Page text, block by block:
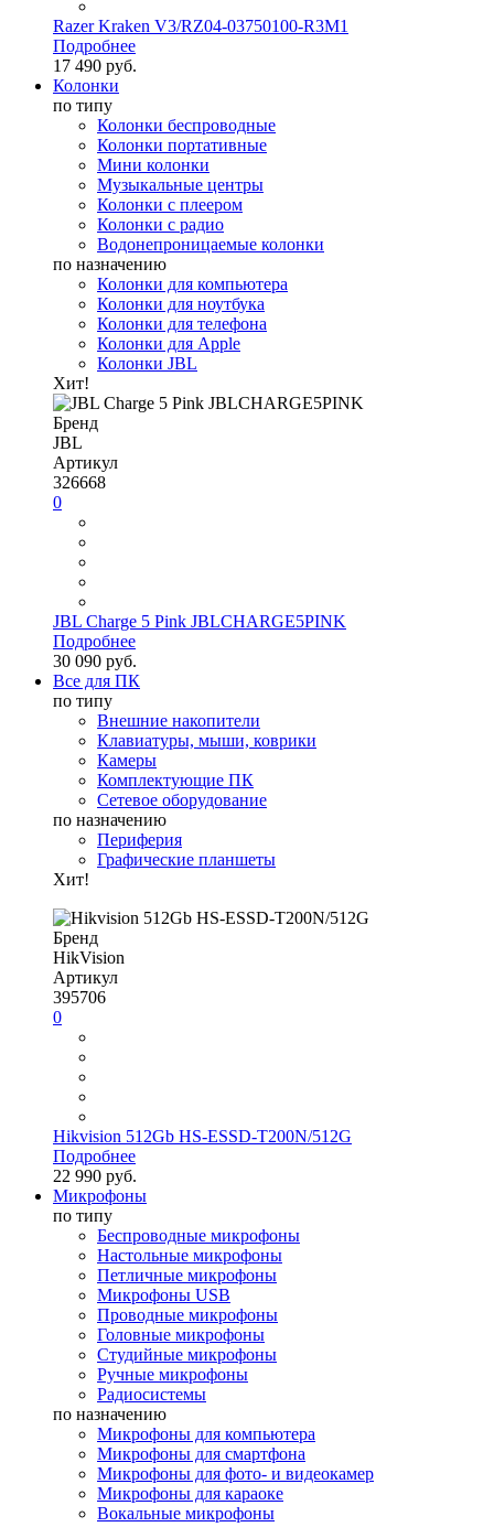
Razer Kraken V3/RZ04-03750100-R3M1
Подробнее
17 490 руб.
Колонки
по типу
Колонки беспроводные
Колонки портативные
Мини колонки
Музыкальные центры
Колонки с плеером
Колонки с радио
Водонепроницаемые колонки
по назначению
Колонки для компьютера
Колонки для ноутбука
Колонки для телефона
Колонки для Apple
Колонки JBL
Хит!
Бренд
JBL
Артикул
326668
0
JBL Charge 5 Pink JBLCHARGE5PINK
Подробнее
30 090 руб.
Все для ПК
по типу
Внешние накопители
Клавиатуры, мыши, коврики
Камеры
Комплектующие ПК
Сетевое оборудование
по назначению
Периферия
Графические планшеты
Хит!
Бренд
HikVision
Артикул
395706
0
Hikvision 512Gb HS-ESSD-T200N/512G
Подробнее
22 990 руб.
Микрофоны
по типу
Беспроводные микрофоны
Настольные микрофоны
Петличные микрофоны
Микрофоны USB
Проводные микрофоны
Головные микрофоны
Студийные микрофоны
Ручные микрофоны
Радиосистемы
по назначению
Микрофоны для компьютера
Микрофоны для смартфона
Микрофоны для фото- и видеокамер
Микрофоны для караоке
Вокальные микрофоны